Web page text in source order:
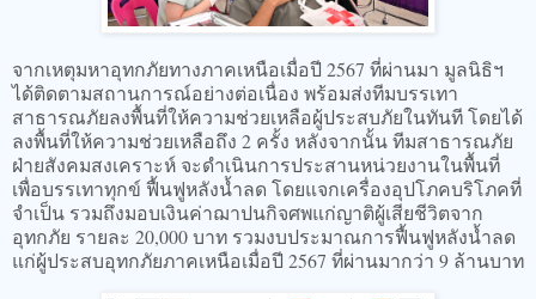
จากเหตุมหาอุทกภัยทางภาคเหนือเมื่อปี 2567 ที่ผ่านมา มูลนิธิฯ
ได้ติดตามสถานการณ์อย่างต่อเนื่อง พร้อมส่งทีมบรรเทา
สาธารณภัยลงพื้นที่ให้ความช่วยเหลือผู้ประสบภัยในทันที โดยได้
ลงพื้นที่ให้ความช่วยเหลือถึง 2 ครั้ง หลังจากนั้น ทีมสาธารณภัย
ฝ่ายสังคมสงเคราะห์ จะดำเนินการประสานหน่วยงานในพื้นที่
เพื่อบรรเทาทุกข์ ฟื้นฟูหลังน้ำลด โดยแจกเครื่องอุปโภคบริโภคที่
จำเป็น รวมถึงมอบเงินค่าฌาปนกิจศพแก่ญาติผู้เสียชีวิตจาก
อุทกภัย รายละ 20,000 บาท รวมงบประมาณการฟื้นฟูหลังน้ำลด
แก่ผู้ประสบอุทกภัยภาคเหนือเมื่อปี 2567 ที่ผ่านมากว่า 9 ล้านบาท